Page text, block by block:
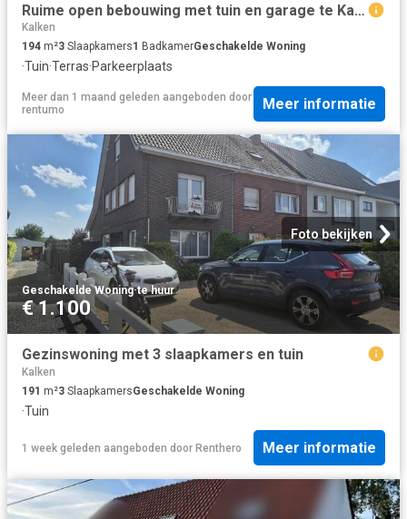
Ruime open bebouwing met tuin en garage te Kalken
Kalken
194 m²3 Slaapkamers1 BadkamerGeschakelde Woning
·Tuin·Terras·Parkeerplaats
Meer dan 1 maand geleden aangeboden door
rentumo
Meer informatie
Foto bekijken
Geschakelde Woning·te huur
€ 1.100
Gezinswoning met 3 slaapkamers en tuin
Kalken
191 m²3 SlaapkamersGeschakelde Woning
·Tuin
1 week geleden aangeboden door Renthero Meer informatie